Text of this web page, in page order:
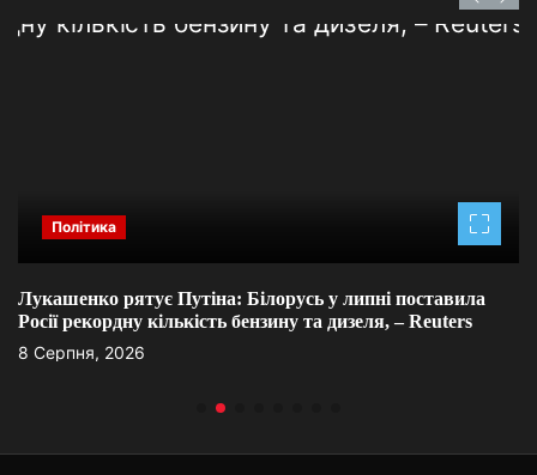
Політика
Лукашенко рятує Путіна: Білорусь у липні поставила
Росії рекордну кількість бензину та дизеля, – Reuters
8 Серпня, 2026